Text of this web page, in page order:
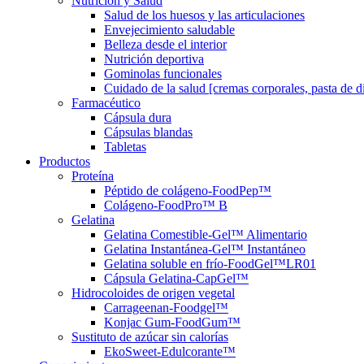
Salud de los huesos y las articulaciones
Envejecimiento saludable
Belleza desde el interior
Nutrición deportiva
Gominolas funcionales
Cuidado de la salud [cremas corporales, pasta de
Farmacéutico
Cápsula dura
Cápsulas blandas
Tabletas
Productos
Proteína
Péptido de colágeno-FoodPep™
Colágeno-FoodPro™ B
Gelatina
Gelatina Comestible-Gel™ Alimentario
Gelatina Instantánea-Gel™ Instantáneo
Gelatina soluble en frío-FoodGel™LR01
Cápsula Gelatina-CapGel™
Hidrocoloides de origen vegetal
Carrageenan-Foodgel™
Konjac Gum-FoodGum™
Sustituto de azúcar sin calorías
EkoSweet-Edulcorante™